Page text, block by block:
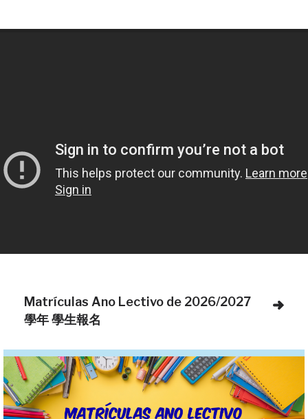
Matrículas Ano Lectivo de 2026/2027
學年 學生報名